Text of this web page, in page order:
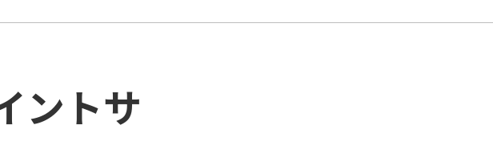
o
ントサ